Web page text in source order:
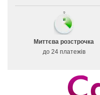
Миттєва розстрочка
до 24 платежів